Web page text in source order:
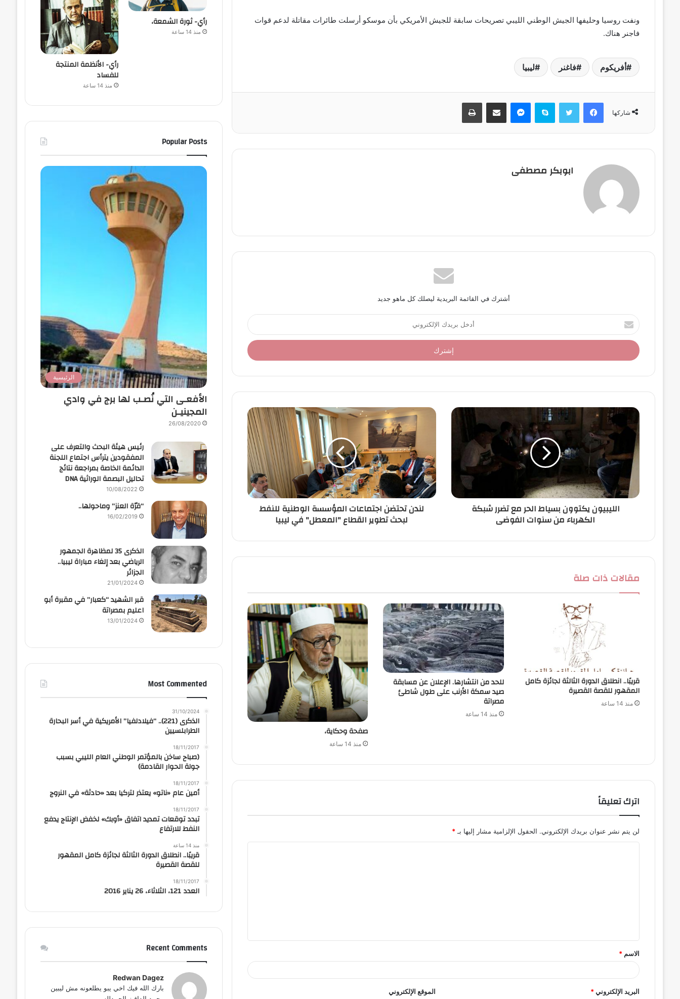
ونفت روسيا وحليفها الجيش الوطني الليبي تصريحات سابقة للجيش الأمريكي بأن موسكو أرسلت طائرات مقاتلة لدعم قوات
فاجنر هناك.
أفريكوم فاغنر ليبيا
شاركها
فيسبوك تويتر سكايب ماسنجر مشاركة عبر البريد طباعة
ابوبكر مصطفى
أشترك في القائمة البريدية ليصلك كل ماهو جديد
أ
د
خ
ل
د
ا
ل
ل
الليبيون يكتوون بسياط الحر مع تضرر شبكة
الكهرباء من سنوات الفوضى
لندن تحتضن اجتماعات المؤسسة الوطنية للنفط
لبحث تطوير القطاع "المعطل" في ليبيا
مقالات ذات صلة
قريبًا.. انطلاق الدورة الثالثة لجائزة كامل
المقهور للقصة القصيرة
منذ 14 ساعة
للحد من انتشارها. الإعلان عن مسابقة
صيد سمكة الأرنب على طول شاطئ
مصراتة
منذ 14 ساعة
صفحة وحكاية،
منذ 14 ساعة
اترك تعليقاً
لن يتم نشر عنوان بريدك الإلكتروني. الحقول الإلزامية مشار إليها بـ *
ق
*
الاسم *
البريد الإلكتروني* الموقع الإلكتروني
رأي- ثورة الشمعة،
منذ 14 ساعة
رأي- الأنظمة المنتجة
للفساد
منذ 14 ساعة
Popular Posts
الرئيسية
الأفعـى التي نُصـب لها برج في وادي
المجينيـن
26/08/2020
رئيس هيئة البحث والتعرف على
المفقودين يترأس اجتماع اللجنة
الدائمة الخاصة بمراجعة نتائج
تحاليل البصمة الوراثية DNA
10/08/2022
“قرّة العنز” وماحولها..
16/02/2019
الذكرى 35 لمظاهرة الجمهور
الرياضي بعد إلغاء مباراة ليبيا..
الجزائر
21/01/2024
قبر الشهيد “كعبار” في مقبرة أبو
اعليم بمصراتة
13/01/2024
Most Commented
31/10/2024
الذكرى (221).. “فيلادلفيا” الأمريكية في أسر البحارة
الطرابلسيين
18/11/2017
(صباح ساخن بالمؤتمر الوطني العام الليبي بسبب
جولة الحوار القادمة)
18/11/2017
أمين عام «ناتو» يعتذر لتركيا بعد «حادثة» في النروج
18/11/2017
تبدد توقعات تمديد اتفاق «أوبك» لخفض الإنتاج يدفع
النفط للارتفاع
منذ 14 ساعة
قريبًا.. انطلاق الدورة الثالثة لجائزة كامل المقهور
للقصة القصيرة
18/11/2017
العدد 121، الثلاثاء، 26 يناير 2016
Recent Comments
Redwan Dagez
بارك الله فيك اخي يبو يطلعونه مش ليبين